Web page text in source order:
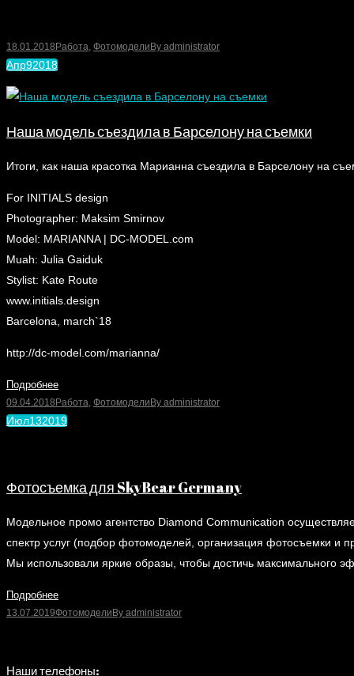
18.01.2018 Работа, Фотомодели By administrator
Апр92018
Наша модель съездила в Барселону на съемки
Итоги, как наша красотка Марианна съездила в Барселону на
For INITIALS design
Photographer: Maksim Smirnov
Model: MARIANNA | DC-MODEL.com
Muah: Julia Gaiduk
Stylist: Kate Route
www.initials.design
Barcelona, march`18
http://dc-model.com/marianna/
Подробнее
09.04.2018 Работа, Фотомодели By administrator
Июл132019
Фотосъемка для SkyBear Germany
Модельное промо агентство Diamond Communication
спектр услуг (подбор фотомоделей, организация фотосъемки
Мы использовали яркие образы, чтобы достичь
Подробнее
13.07.2019Фотомодели By administrator
Наши телефоны: